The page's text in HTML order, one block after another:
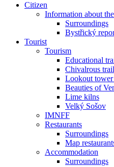
Citizen
Information about
Surroundings
Bystřický
Tourist
Tourism
Educational
Chivalrous
Lookout
Beauties of
Lime kilns
Velký Sošov
IMNFF
Restaurants
Surroundings
Map
Accommodation
Surroundings